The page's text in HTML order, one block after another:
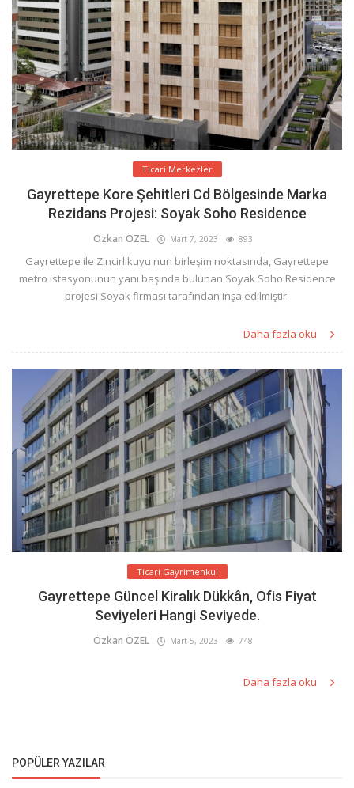
Ticari Merkezler
Gayrettepe Kore Şehitleri Cd Bölgesinde Marka
Rezidans Projesi: Soyak Soho Residence
Özkan ÖZEL Mart 7, 2023 893
Gayrettepe ile Zincirlikuyu nun birleşim noktasında, Gayrettepe
metro istasyonunun yanı başında bulunan Soyak Soho Residence
projesi Soyak firması tarafından inşa edilmiştir.
Daha fazla oku
Ticari Gayrimenkul
Gayrettepe Güncel Kiralık Dükkân, Ofis Fiyat
Seviyeleri Hangi Seviyede.
Özkan ÖZEL Mart 5, 2023 748
Daha fazla oku
POPÜLER YAZILAR